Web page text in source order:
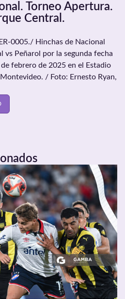
Torneo Apertura.
Central.
0005./ Hinchas de Nacional
vs Peñarol por la segunda fecha
febrero de 2025 en el Estadio
/ Foto: Ernesto Ryan,